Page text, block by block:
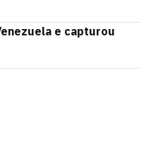
e capturou